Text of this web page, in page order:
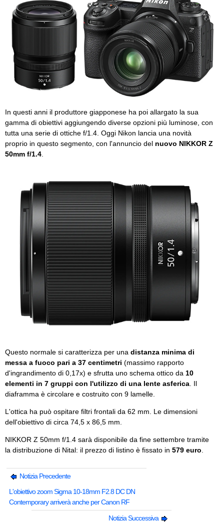
In questi anni il produttore giapponese ha poi allargato la sua
gamma di obiettivi aggiungendo diverse opzioni più luminose, con
tutta una serie di ottiche f/1.4. Oggi Nikon lancia una novità
proprio in questo segmento, con l'annuncio del nuovo NIKKOR Z
50mm f/1.4.
Questo normale si caratterizza per una distanza minima di
messa a fuoco pari a 37 centimetri (massimo rapporto
d'ingrandimento di 0,17x) e sfrutta uno schema ottico da 10
elementi in 7 gruppi con l'utilizzo di una lente asferica. Il
diaframma è circolare e costruito con 9 lamelle.
L'ottica ha può ospitare filtri frontali da 62 mm. Le dimensioni
dell'obiettivo di circa 74,5 x 86,5 mm.
NIKKOR Z 50mm f/1.4 sarà disponibile da fine settembre tramite
la distribuzione di Nital: il prezzo di listino è fissato in 579 euro.
Notizia Precedente
L'obiettivo zoom Sigma 10-18mm F2.8 DC DN
Contemporary arriverà anche per Canon RF
Notizia Successiva